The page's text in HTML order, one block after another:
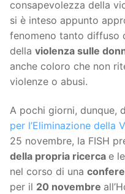
consapevolezza della
si è inteso appunto
fenomeno tanto diffuso
della violenza sulle
anche coloro che non
violenze o abusi.
A pochi giorni, dunque,
per l’Eliminazione della
25 novembre, la FISH
della propria ricerca e
nel corso di una
per il 20 novembre